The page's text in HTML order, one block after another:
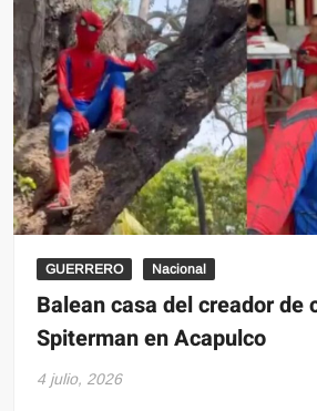
niño
sobreviviente
de
sismos
de
Venezuela
GUERRERO Nacional
Balean casa del creador de
Spiterman en Acapulco
4 julio, 2026